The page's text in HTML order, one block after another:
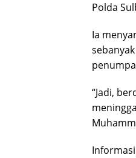
Polda
Ia
“Jadi,